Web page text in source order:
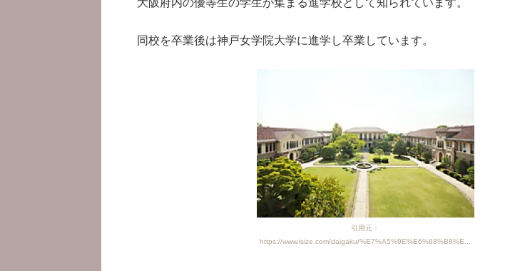
大阪府内の優等生の学生が集まる進学校として知られています。
同校を卒業後は神戸女学院大学に進学し卒業しています。
引用元：
https://www.isize.com/daigaku/%E7%A5%9E%E6%88%B8%E...